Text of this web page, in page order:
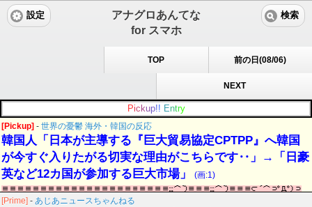
アナグロあんてな
for スマホ
設定 検索
TOP 前の日(08/06)
NEXT
Pic kup!! Entry
[Pickup] - 世界の憂鬱 海外・韓国の反応
韓国人「日本が主導する『巨大貿易協定CPTPP』へ韓国
が今すぐ入りたがる切実な理由がこちらです‥」→「日豪
英など12カ国が参加する巨大市場」
(画:1)
[Prime] - あじあニュースちゃんねる